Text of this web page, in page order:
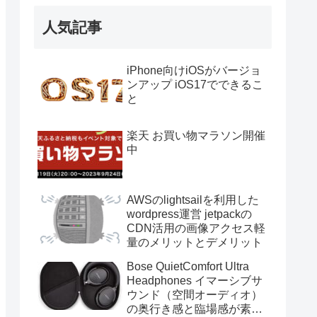
人気記事
iPhone向けiOSがバージョ
ンアップ iOS17でできるこ
と
楽天 お買い物マラソン開催
中
AWSのlightsailを利用した
wordpress運営 jetpackの
CDN活用の画像アクセス軽
量のメリットとデメリット
Bose QuietComfort Ultra
Headphones イマーシブサ
ウンド（空間オーディオ）
の奥行き感と臨場感が素晴